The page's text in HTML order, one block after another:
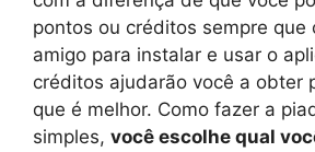
pontos ou créditos sempre que
amigo para instalar e usar o
créditos ajudarão você a obter
que é melhor. Como fazer a
simples, você escolhe qual